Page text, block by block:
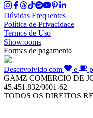
Dúvidas Frequentes
Política de Privacidade
Termos de Uso
Showrooms
Formas de pagamento
Desenvolvido com e
GAMZ COMERCIO DE
45.451.832/0001-62
TODOS OS DIREITOS